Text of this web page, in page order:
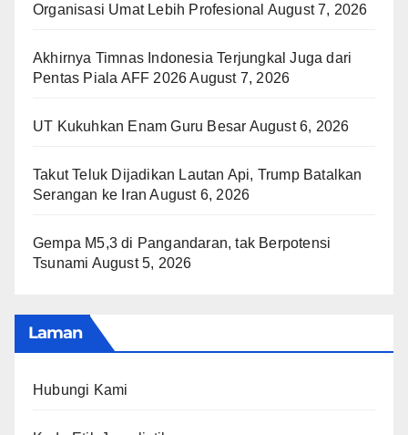
Organisasi Umat Lebih Profesional August 7, 2026
Akhirnya Timnas Indonesia Terjungkal Juga dari
Pentas Piala AFF 2026 August 7, 2026
UT Kukuhkan Enam Guru Besar August 6, 2026
Takut Teluk Dijadikan Lautan Api, Trump Batalkan
Serangan ke Iran August 6, 2026
Gempa M5,3 di Pangandaran, tak Berpotensi
Tsunami August 5, 2026
Laman
Hubungi Kami